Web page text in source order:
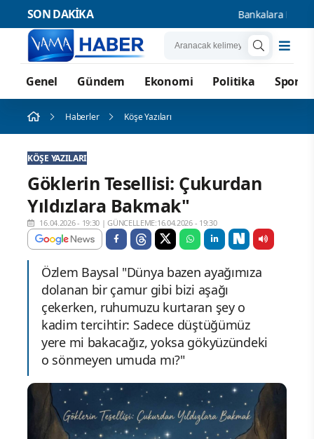
SON DAKİKA Bankalara Borçlu
Genel Gündem Ekonomi Politika Spor
Haberler Köşe Yazıları
KÖŞE YAZILARI
Göklerin Tesellisi: Çukurdan
Yıldızlara Bakmak"
16.04.2026 - 19:30 |GÜNCELLEME:16.04.2026 - 19:30
Özlem Baysal "Dünya bazen ayağımıza
dolanan bir çamur gibi bizi aşağı
çekerken, ruhumuzu kurtaran şey o
kadim tercihtir: Sadece düştüğümüz
yere mi bakacağız, yoksa gökyüzündeki
o sönmeyen umuda mı?"